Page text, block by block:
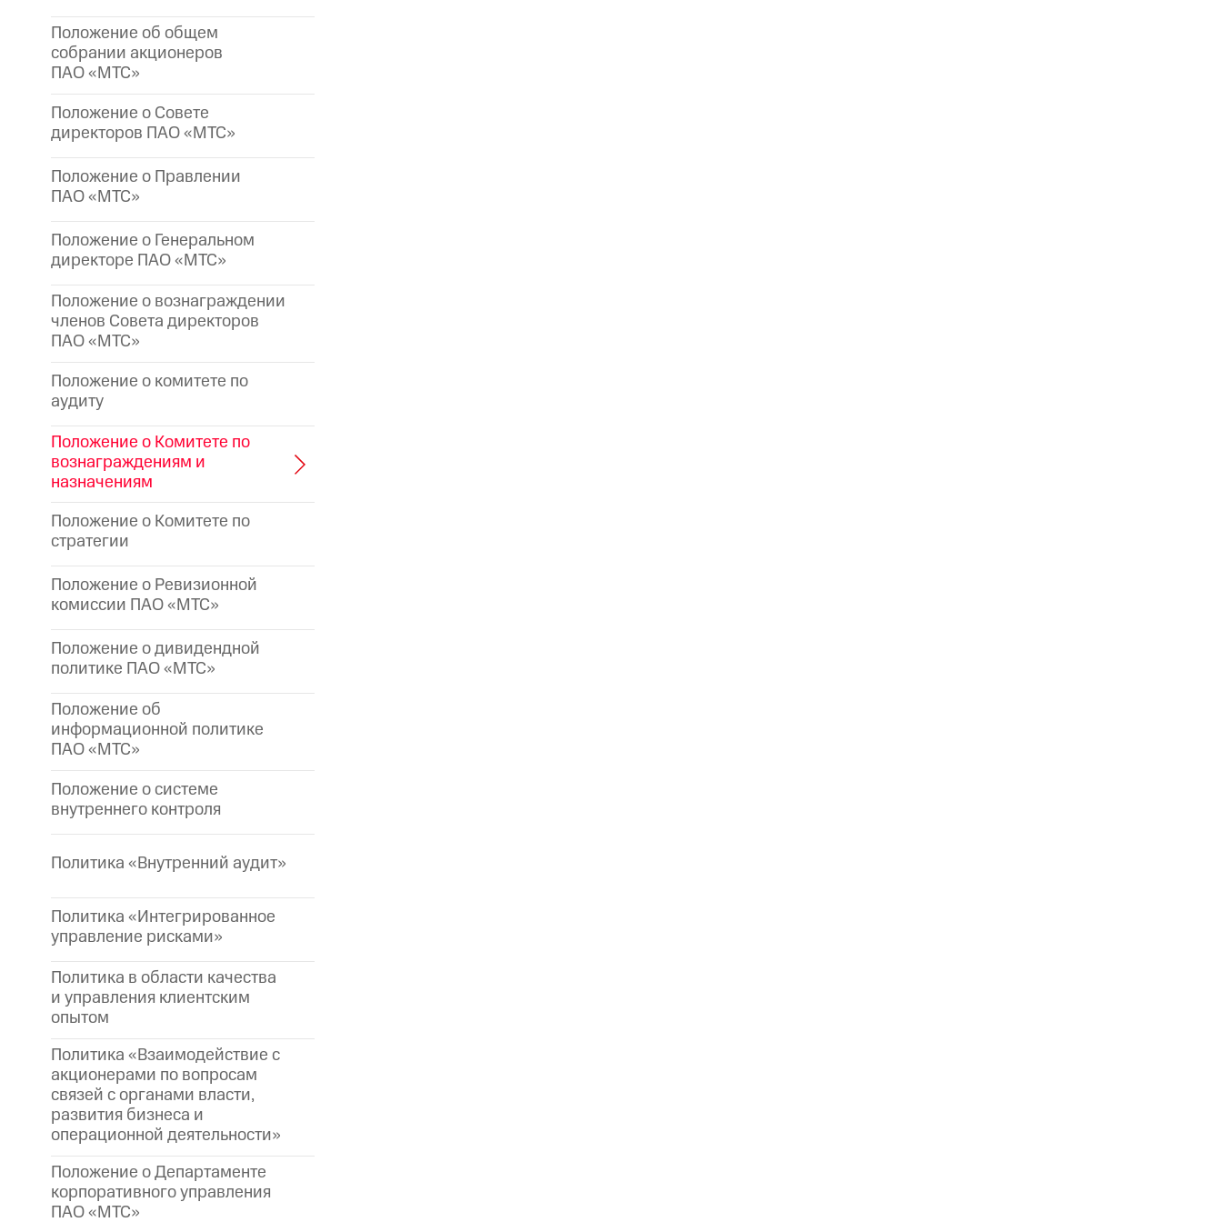
Положение об общем
собрании акционеров
ПАО «МТС»
Положение о Совете
директоров ПАО «МТС»
Положение о Правлении
ПАО «МТС»
Положение о Генеральном
директоре ПАО «МТС»
Положение о вознаграждении
членов Совета директоров
ПАО «МТС»
Положение о комитете по
аудиту
Положение о Комитете по
вознаграждениям и
назначениям
Положение о Комитете по
стратегии
Положение о Ревизионной
комиссии ПАО «МТС»
Положение о дивидендной
политике ПАО «МТС»
Положение об
информационной политике
ПАО «МТС»
Положение о системе
внутреннего контроля
Политика «Внутренний аудит»
Политика «Интегрированное
управление рисками»
Политика в области качества
и управления клиентским
опытом
Политика «Взаимодействие с
акционерами по вопросам
связей с органами власти,
развития бизнеса и
операционной деятельности»
Положение о Департаменте
корпоративного управления
ПАО «МТС»